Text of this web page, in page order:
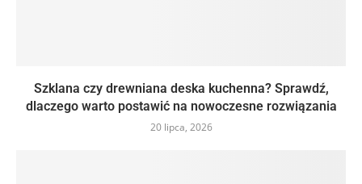
Szklana czy drewniana deska kuchenna? Sprawdź,
dlaczego warto postawić na nowoczesne rozwiązania
20 lipca, 2026